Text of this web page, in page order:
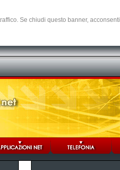
Se chiudi questo banner, acconsenti